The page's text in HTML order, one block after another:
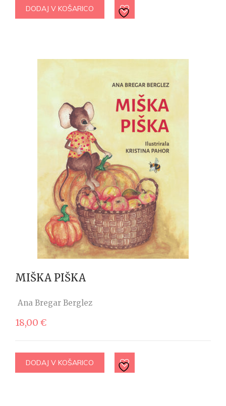
DODAJ V KOŠARICO
MIŠKA PIŠKA
Ana Bregar Berglez
18,00 €
DODAJ V KOŠARICO